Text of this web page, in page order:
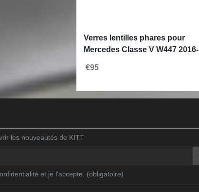
Verres lentilles phares pour
Mercedes Classe V W447 2016-
€95
les nouveautés de KITT
et je l'accepte. (obligatoire)